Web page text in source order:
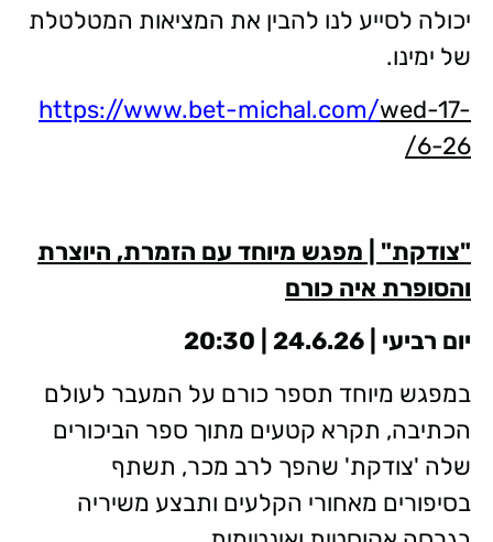
יכולה לסייע לנו להבין את המציאות המטלטלת
של ימינו.
https://www.bet-michal.com/wed-17-
6-26/
"צודקת" | מפגש מיוחד עם הזמרת, היוצרת
והסופרת איה כורם
יום רביעי | 24.6.26 | 20:30
במפגש מיוחד תספר כורם על המעבר לעולם
הכתיבה, תקרא קטעים מתוך ספר הביכורים
שלה 'צודקת' שהפך לרב מכר, תשתף
בסיפורים מאחורי הקלעים ותבצע משיריה